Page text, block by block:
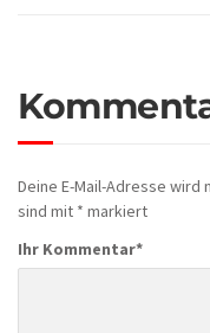
Deine E-Mail-Adresse
sind mit * markiert
Ihr Kommentar*